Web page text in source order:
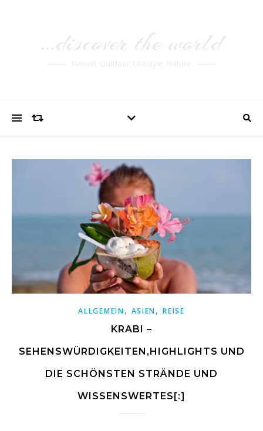
ALLGEMEIN, ASIEN,REISE
KRABI –
SEHENSWÜRDIGKEITEN,HIGHLIGHTS UND
DIE SCHÖNSTEN STRÄNDE UND
WISSENSWERTES[:]